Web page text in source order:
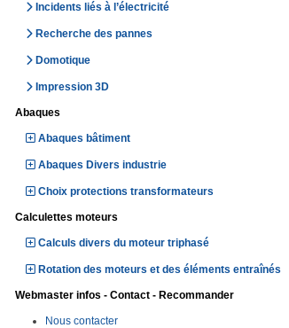
Incidents liés à l’électricité
Recherche des pannes
Domotique
Impression 3D
Abaques
Abaques bâtiment
Abaques Divers industrie
Choix protections transformateurs
Calculettes moteurs
Calculs divers du moteur triphasé
Rotation des moteurs et des éléments entraînés
Webmaster infos - Contact - Recommander
Nous contacter